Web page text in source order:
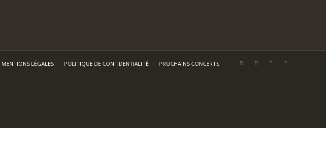
MENTIONS LÉGALES POLITIQUE DE CONFIDENTIALITÉ PROCHAINS CONCERTS